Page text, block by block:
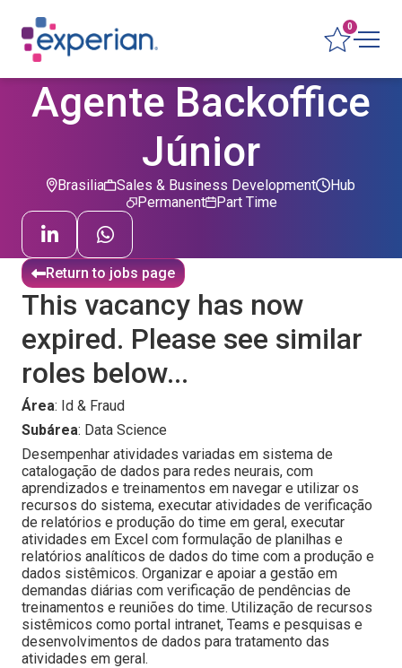
0
Agente Backoffice
Júnior
Brasilia
Sales & Business Development
Permanent
Hub
Part Time
Return to jobs page
This vacancy has now
expired. Please see similar
roles below...
Área: Id & Fraud
Subárea: Data Science
Desempenhar atividades variadas em sistema de
catalogação de dados para redes neurais, com
aprendizados e treinamentos em navegar e utilizar os
recursos do sistema, executar atividades de verificação
de relatórios e produção do time em geral, executar
atividades em Excel com formulação de planilhas e
relatórios analíticos de dados do time com a produção e
dados sistêmicos. Organizar e apoiar a gestão em
demandas diárias com verificação de pendências de
treinamentos e reuniões do time. Utilização de recursos
sistêmicos como portal intranet, Teams e pesquisas e
desenvolvimentos de dados para tratamento das
atividades em geral.